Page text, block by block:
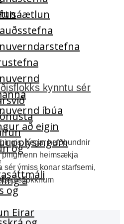
íbúa
að eigin
og
og
á
Eirar
kynntu sér
þegar hefðbundnir
þingmenn heimsækja
ýmiss konar starfsemi,